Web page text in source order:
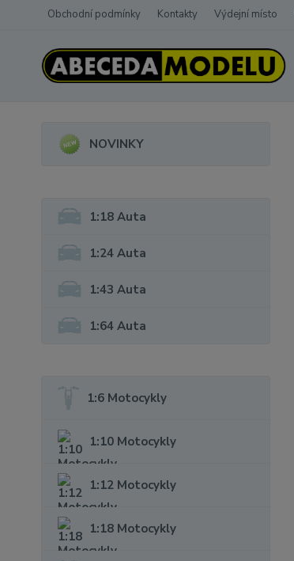
Obchodní podmínky Kontakty Výdejní místo
NOVINKY
1:18 Auta
1:24 Auta
1:43 Auta
1:64 Auta
1:6 Motocykly
1:10 Motocykly
1:12 Motocykly
1:18 Motocykly